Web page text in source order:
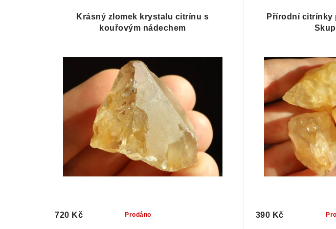
Krásný zlomek krystalu citrínu s
kouřovým nádechem
Prodáno
720 Kč
Přírodní citrínky
390 Kč